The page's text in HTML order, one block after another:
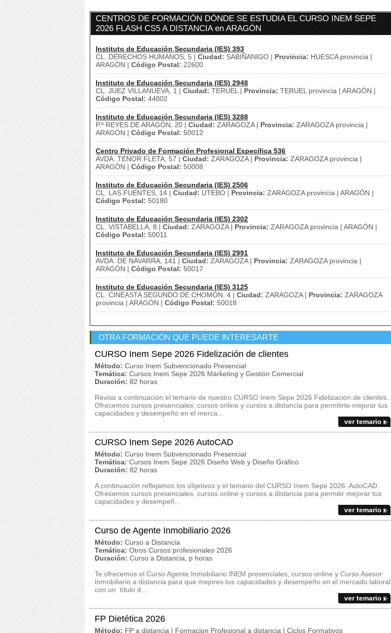
CENTROS DE FORMACIÓN DÓNDE SE ESTUDIA EL CURSO INEM SEPE
2026 FLASH CS5 A DISTANCIA en ARAGÓN
Instituto de Educación Secundaria (IES) 393
CL. DERECHOS HUMANOS, 5 | Ciudad: SABIÑANIGO | Provincia: HUESCA provincia |
ARAGÓN | Código Postal: 22600
Instituto de Educación Secundaria (IES) 2948
CL. JUEZ VILLANUEVA, 1 | Ciudad: TERUEL | Provincia: TERUEL provincia | ARAGÓN |
Código Postal: 44002
Instituto de Educación Secundaria (IES) 3288
P.º REYES DE ARAGÓN, 20 | Ciudad: ZARAGOZA | Provincia: ZARAGOZA provincia |
ARAGÓN | Código Postal: 50012
Centro Privado de Formación Profesional Específica 536
AVDA. TENOR FLETA, 57 | Ciudad: ZARAGOZA | Provincia: ZARAGOZA provincia |
ARAGÓN | Código Postal: 50008
Instituto de Educación Secundaria (IES) 2506
CL. LAS FUENTES, 14 | Ciudad: UTEBO | Provincia: ZARAGOZA provincia | ARAGÓN |
Código Postal: 50180
Instituto de Educación Secundaria (IES) 2302
CL. VISTABELLA, 8 | Ciudad: ZARAGOZA | Provincia: ZARAGOZA provincia | ARAGÓN |
Código Postal: 50011
Instituto de Educación Secundaria (IES) 2991
AVDA. DE NAVARRA, 141 | Ciudad: ZARAGOZA | Provincia: ZARAGOZA provincia |
ARAGÓN | Código Postal: 50017
Instituto de Educación Secundaria (IES) 3125
CL. CINEASTA SEGUNDO DE CHOMÓN, 4 | Ciudad: ZARAGOZA | Provincia: ZARAGOZA
provincia | ARAGÓN | Código Postal: 50018
OTRA FORMACIÓN QUE PUEDE INTERESARTE
CURSO Inem Sepe 2026 Fidelización de clientes
Método: Curso Inem Subvencionado Presencial
Temática: Cursos Inem Sepe 2026 Márketing y Gestión Comercial
Duración: 82 horas
Revisa a continuación el temario de nuestro CURSO Inem Sepe 2026 Fidelización de clientes.
Ofrecemos cursos presenciales, cursos online y cursos a distancia para permitirte mejorar tus
capacidades y desempeño en el merca...
ver temario
CURSO Inem Sepe 2026 AutoCAD
Método: Curso Inem Subvencionado Presencial
Temática: Cursos Inem Sepe 2026 Diseño Web y Diseño Gráfico
Duración: 82 horas
A continuación reflejamos los objetivos y el temario del CURSO Inem Sepe 2026: AutoCAD.
Ofrecemos cursos presenciales, cursos online y cursos a distancia para permitir mejorar tus
capacidades y desempeñ...
ver temario
Curso de Agente Inmobiliario 2026
Método: Curso a Distancia
Temática: Otros Cursos profesionales 2026
Duración: Curso a Distancia, p horas
Te ofrecemos el Curso Agente Inmobiliario INEM presenciales, cursos online y Curso Asesor
Inmobiliario a distancia para que mejores tus capacidades y desempeño en el mercado laboral
con un título d...
ver temario
FP Dietética 2026
Método: FP a distancia | Formacion Profesional a distancia | Ciclos Formativos